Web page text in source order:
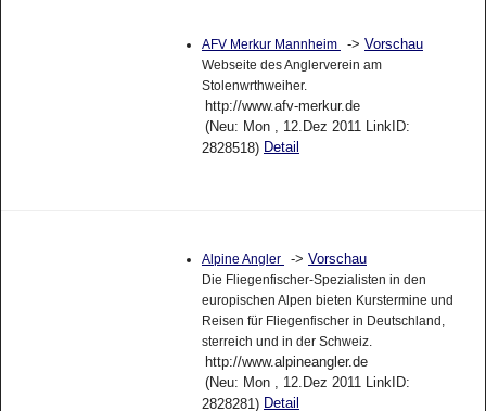
AFV Merkur Mannheim -> Vorschau
Webseite des Anglerverein am
Stolenwrthweiher.
http://www.afv-merkur.de
(Neu: Mon , 12.Dez 2011 LinkID:
2828518) Detail
Alpine Angler -> Vorschau
Die Fliegenfischer-Spezialisten in den
europischen Alpen bieten Kurstermine und
Reisen für Fliegenfischer in Deutschland,
sterreich und in der Schweiz.
http://www.alpineangler.de
(Neu: Mon , 12.Dez 2011 LinkID:
2828281) Detail